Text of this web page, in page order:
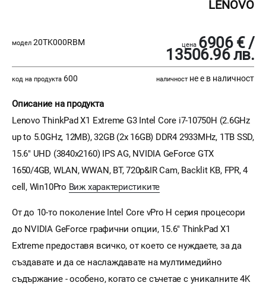
LENOVO
модел 20TK000RBM цена 6906 € /
13506.96 лв.
код на продукта 600 наличност не е в наличност
Описание на продукта
Lenovo ThinkPad X1 Extreme G3 Intel Core i7-10750H (2.6GHz
up to 5.0GHz, 12MB), 32GB (2x 16GB) DDR4 2933MHz, 1TB SSD,
15.6" UHD (3840x2160) IPS AG, NVIDIA GeForce GTX
1650/4GB, WLAN, WWAN, BT, 720p&IR Cam, Backlit KB, FPR, 4
cell, Win10Pro Виж характеристиките
От до 10-то поколение Intel Core vPro H серия процесори
до NVIDIA GeForce графични опции, 15.6" ThinkPad X1
Extreme предоставя всичко, от което се нуждаете, за да
създавате и да се наслаждавате на мултимедийно
съдържание - особено, когато се съчетае с уникалните 4K